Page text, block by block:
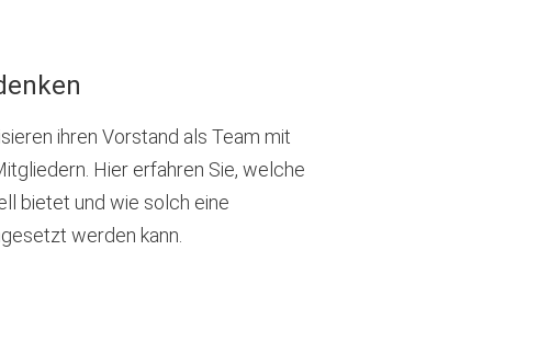
ihren Vorstand als Team mit
Hier erfahren Sie, welche
bietet und wie solch eine
werden kann.